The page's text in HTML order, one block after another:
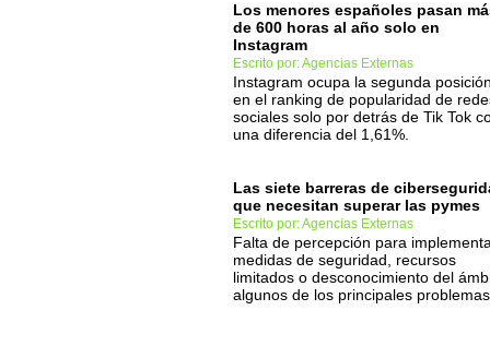
Los menores españoles pasan
de 600 horas al año solo en
Instagram
Escrito por: Agencias Externas
Instagram ocupa la segunda
en el ranking de popularidad de
sociales solo por detrás de Tik Tok
una diferencia del 1,61%.
Las siete barreras de
que necesitan superar las pymes
Escrito por: Agencias Externas
Falta de percepción para
medidas de seguridad, recursos
limitados o desconocimiento del
algunos de los principales